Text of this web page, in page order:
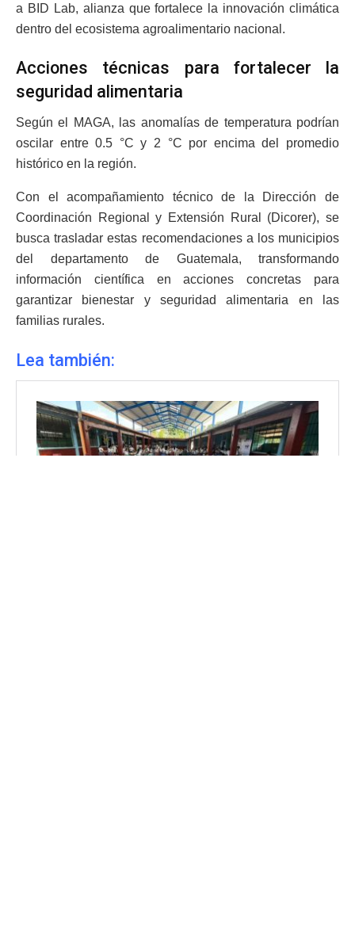
a BID Lab, alianza que fortalece la innovación climática
dentro del ecosistema agroalimentario nacional.
Acciones técnicas para fortalecer la
seguridad alimentaria
Según el MAGA, las anomalías de temperatura podrían
oscilar entre 0.5 °C y 2 °C por encima del promedio
histórico en la región.
Con el acompañamiento técnico de la Dirección de
Coordinación Regional y Extensión Rural (Dicorer), se
busca trasladar estas recomendaciones a los municipios
del departamento de Guatemala, transformando
información científica en acciones concretas para
garantizar bienestar y seguridad alimentaria en las
familias rurales.
Lea también: